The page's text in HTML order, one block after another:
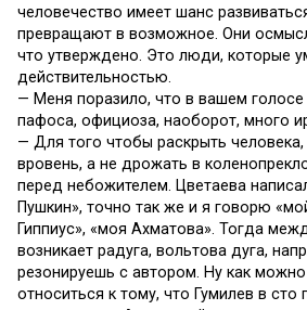
человечество имеет шанс
превращают в возможное. Они
что утверждено. Это люди, которые
действительностью.
— Меня поразило, что в вашем голосе
пафоса, официоза, наоборот, много
— Для того чтобы раскрыть
вровень, а не дрожать в
перед небожителем. Цветаева
Пушкин», точно так же и я говорю
Гиппиус», «моя Ахматова». Тогда
возникает радуга, вольтова дуга,
резонируешь с автором. Ну как
относиться к тому, что Гумилев в сто